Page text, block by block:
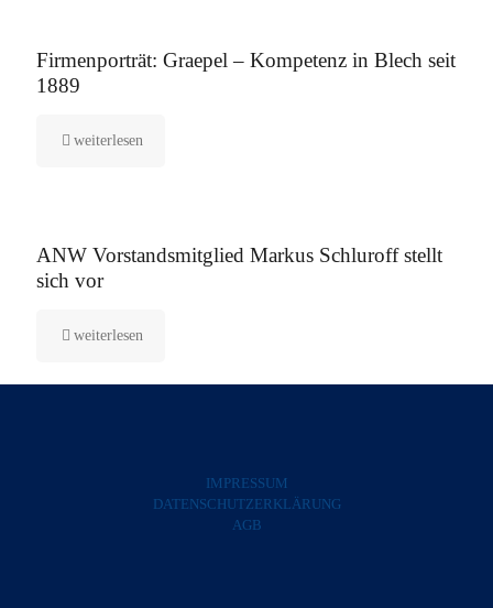
Firmenporträt: Graepel – Kompetenz in Blech seit
1889
weiterlesen
ANW Vorstandsmitglied Markus Schluroff stellt
sich vor
weiterlesen
IMPRESSUM
DATENSCHUTZERKLÄRUNG
AGB